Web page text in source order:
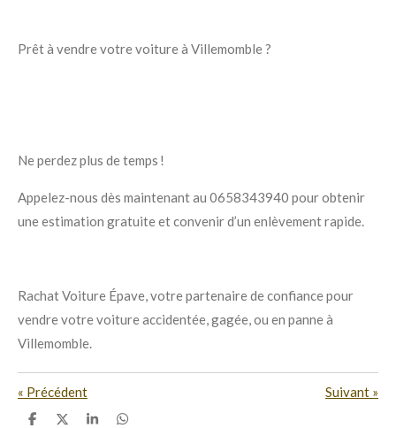
Prêt à vendre votre voiture à Villemomble ?
Ne perdez plus de temps !
Appelez-nous dès maintenant au 0658343940 pour obtenir
une estimation gratuite et convenir d’un enlèvement rapide.
Rachat Voiture Épave, votre partenaire de confiance pour
vendre votre voiture accidentée, gagée, ou en panne à
Villemomble.
« Précédent Suivant »
P P P P